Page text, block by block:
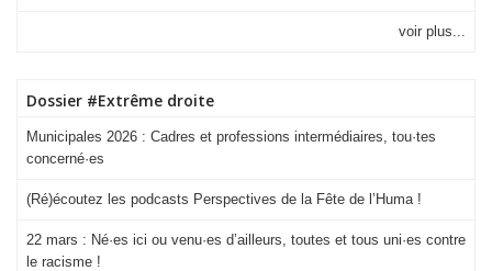
voir plus...
Dossier #Extrême droite
Municipales 2026 : Cadres et professions intermédiaires, tou·tes
concerné·es
(Ré)écoutez les podcasts Perspectives de la Fête de l’Huma !
22 mars : Né·es ici ou venu·es d’ailleurs, toutes et tous uni·es contre
le racisme !